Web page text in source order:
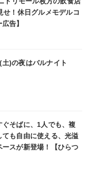
せ！休日グルメモデルコ
告】
)の夜はバルナイト
そばに、1人でも、複
も自由に使える、光溢
スが新登場！【ひらつ